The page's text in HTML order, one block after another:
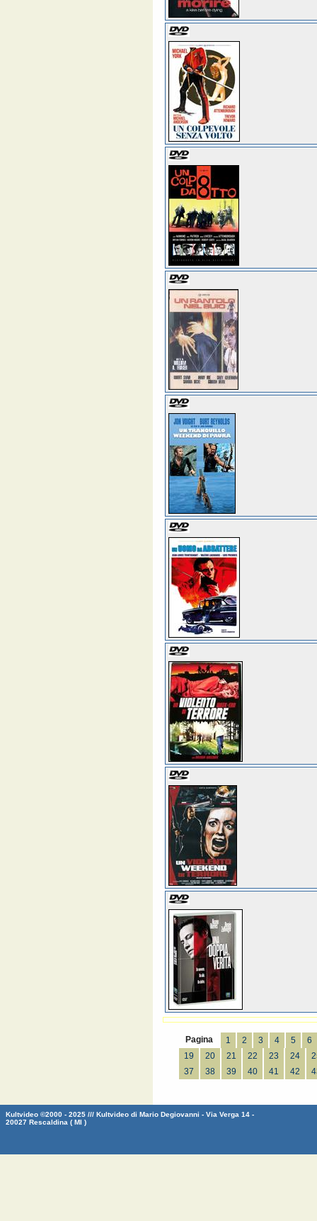
Pagina 1 2 3 4 5
6
19
20 21 22 23 24
37
38 39 40 41 42
Kultvideo ©2000 - 2025 /// Kultvideo di Mario Degiovanni - Via Verga 14 -
20027 Rescaldina ( MI )